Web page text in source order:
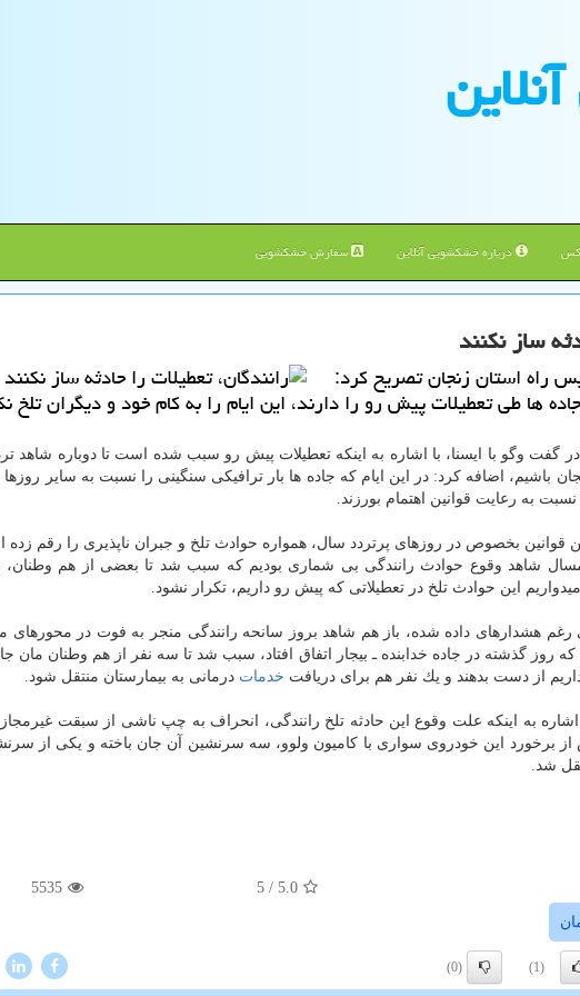
درباره خشکشویی آنلاین سفارش خشکشویی
ساز نكنند
راه استان زنجان تصریح كرد:
ها طی تعطیلات پیش رو را دارند، این ایام را به كام خود و دیگران تلخ
وگو با ایسنا، با اشاره به اینكه تعطیلات پیش رو سبب شده است تا دوباره شاهد
باشیم، اضافه كرد: در این ایام كه جاده ها بار ترافیكی سنگینی را نسبت به سایر روزها
به رعایت قوانین اهتمام بورزند.
قوانین بخصوص در روزهای پرتردد سال، همواره حوادث تلخ و جبران ناپذیری را رقم
امسال شاهد وقوع حوادث رانندگی بی شماری بودیم كه سبب شد تا بعضی از هم
این حوادث تلخ در تعطیلاتی كه پیش رو داریم، تكرار نشود.
رغم هشدارهای داده شده، باز هم شاهد بروز سانحه رانندگی منجر به فوت در محورهای
كه روز گذشته در جاده خدابنده ـ بیجار اتفاق افتاد، سبب شد تا سه نفر از هم وطنان مان
از دست بدهند و یك نفر هم برای دریافت خدمات درمانی به بیمارستان منتقل شود.
به اینكه علت وقوع این حادثه تلخ رانندگی، انحراف به چپ ناشی از سبقت
برخورد این خودروی سواری با كامیون ولوو، سه سرنشین آن جان باخته و یكی از
شد.
5.0
/ 5
5535
(1)
(0)